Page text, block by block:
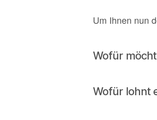
Um Ihnen nun
Wofür
Wofür lohnt